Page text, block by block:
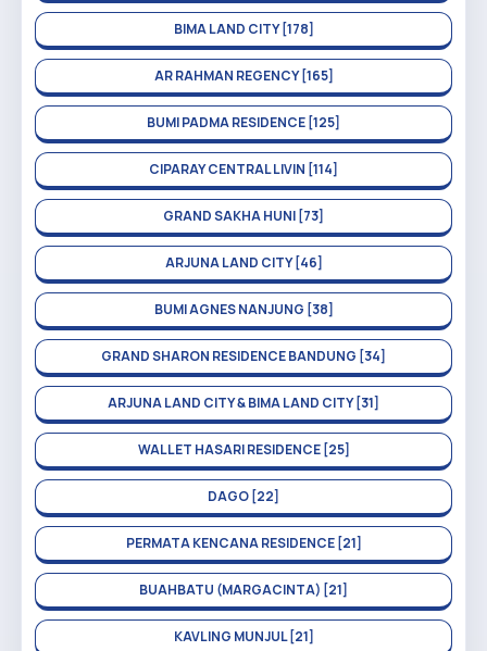
BIMA LAND CITY [178]
AR RAHMAN REGENCY [165]
BUMI PADMA RESIDENCE [125]
CIPARAY CENTRAL LIVIN [114]
GRAND SAKHA HUNI [73]
ARJUNA LAND CITY [46]
BUMI AGNES NANJUNG [38]
GRAND SHARON RESIDENCE BANDUNG [34]
ARJUNA LAND CITY & BIMA LAND CITY [31]
WALLET HASARI RESIDENCE [25]
DAGO [22]
PERMATA KENCANA RESIDENCE [21]
BUAHBATU (MARGACINTA) [21]
KAVLING MUNJUL [21]